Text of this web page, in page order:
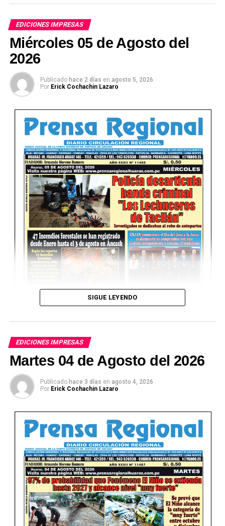
Ver Online
EDICIONES IMPRESAS
Miércoles 05 de Agosto del
2026
Publicado hace 2 días en agosto 5, 2026
Por Erick Cochachin Lazaro
SIGUE LEYENDO
EDICIONES IMPRESAS
Martes 04 de Agosto del 2026
Publicado hace 3 días en agosto 4, 2026
Por Erick Cochachin Lazaro